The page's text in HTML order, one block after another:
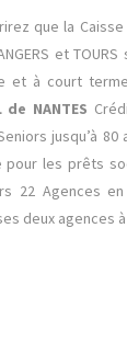
que la
et
et à court
de NANTES
jusqu’à 80
pour les prêts
22 Agences en
deux agences